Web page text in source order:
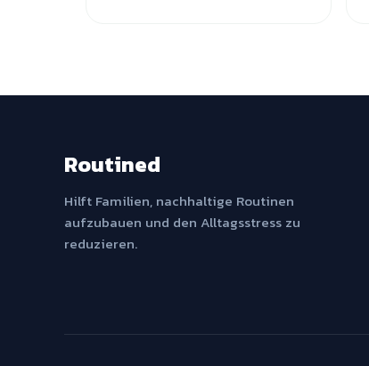
Routined
Hilft Familien, nachhaltige Routinen
aufzubauen und den Alltagsstress zu
reduzieren.